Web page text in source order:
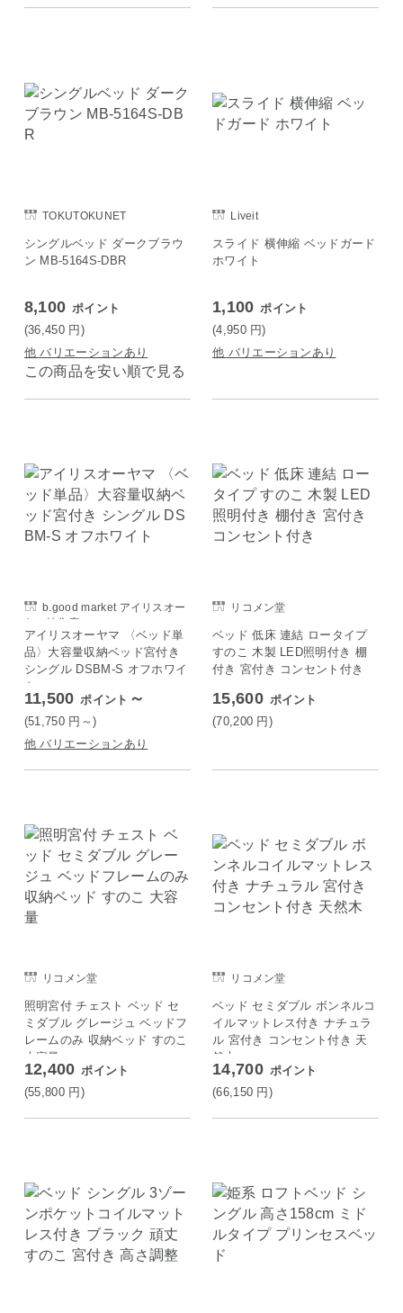
TOKUTOKUNET
シングルベッド ダークブラウ
ン MB-5164S-DBR
8,100 ポイント
(36,450 円 )
他 バリエーションあり
この商品を安い順で見る
Liveit
スライド 横伸縮 ベッドガード
ホワイト
1,100 ポイント
(4,950 円)
他 バリエーションあり
b.good market アイリスオー
ヤマ特集店
アイリスオーヤマ 〈ベッド単
品〉大容量収納ベッド宮付き
シングル DSBM-S オフホワイ
ト
11,500 ポイント ～
(51,750 円 ～)
他 バリエーションあり
リコメン堂
ベッド 低床 連結 ロータイプ
すのこ 木製 LED照明付き 棚
付き 宮付き コンセント付き
15,600 ポイント
(70,200 円 )
リコメン堂
照明宮付 チェスト ベッド セ
ミダブル グレージュ ベッドフ
レームのみ 収納ベッド すのこ
大容量
12,400 ポイント
(55,800 円 )
リコメン堂
ベッド セミダブル ボンネルコ
イルマットレス付き ナチュラ
ル 宮付き コンセント付き 天
然木
14,700 ポイント
(66,150 円 )